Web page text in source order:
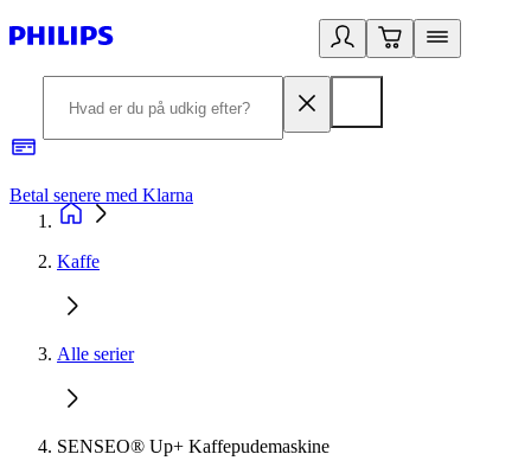
Betal senere med Klarna
Kaffe
Alle serier
SENSEO® Up+ Kaffepudemaskine